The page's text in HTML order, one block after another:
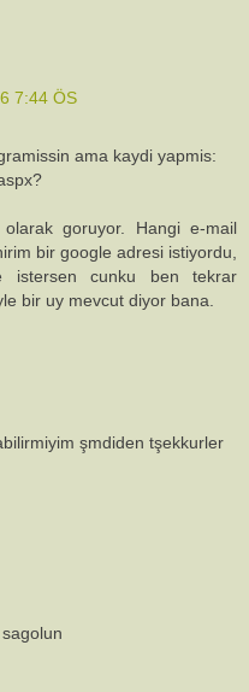
7:44 ÖS
ama kaydi yapmis:
goruyor. Hangi e-mail
bir google adresi istiyordu,
istersen cunku ben tekrar
bir uy mevcut diyor bana.
şmdiden tşekkurler